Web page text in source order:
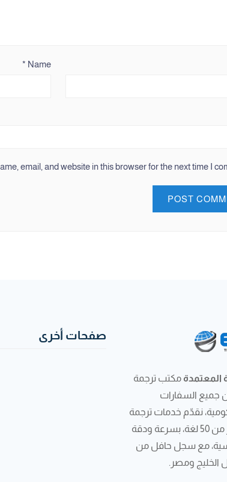
Name
*
email, and website in this browser for the next time I
المعتمدة مكتب ترجمة
جميع السفارات
نقدّم خدمات ترجمة
احترافية لأكثر من 50 لغة، بسرعة ودقة
مع سجل حافل من
الخليج ومصر.
صفحات أخرى